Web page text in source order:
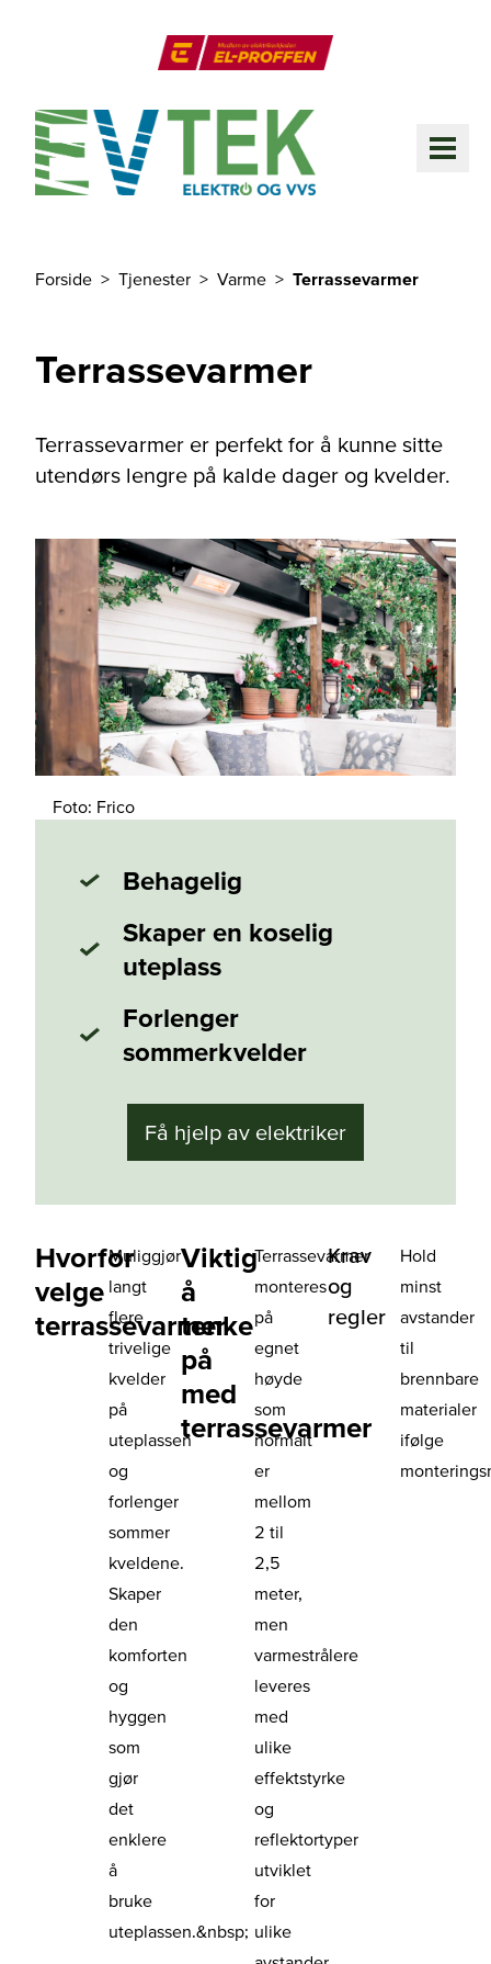
Forside Tjenester Varme Terrassevarmer
Terrassevarmer
Terrassevarmer er perfekt for å kunne sitte
utendørs lengre på kalde dager og kvelder.
Foto: Frico
Behagelig
Skaper en koselig
uteplass
Forlenger
sommerkvelder
Få hjelp av elektriker
Hvorfor
velge
terrassevarmer
Muliggjør
langt
flere
trivelige
kvelder
på
uteplassen
og
forlenger
sommer
kveldene.
Skaper
den
komforten
og
hyggen
som
gjør
det
enklere
å
bruke
uteplassen.&nbsp;
Viktig
å
tenke
på
med
terrassevarmer
Terrassevarmer
monteres
på
egnet
høyde
som
normalt
er
mellom
2 til
2,5
meter,
men
varmestrålere
leveres
med
ulike
effektstyrke
og
reflektortyper
utviklet
for
ulike
Krav
og
regler
Hold
minst
avstander
til
brennbare
materialer
ifølge